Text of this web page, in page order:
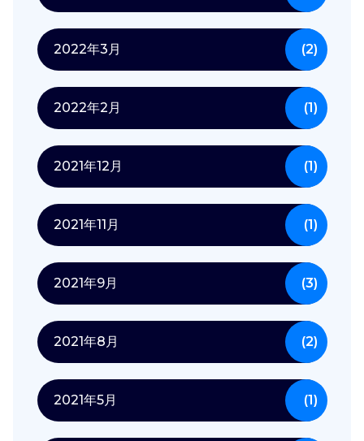
2022年3月 (2)
2022年2月 (1)
2021年12月 (1)
2021年11月 (1)
2021年9月 (3)
2021年8月 (2)
2021年5月 (1)